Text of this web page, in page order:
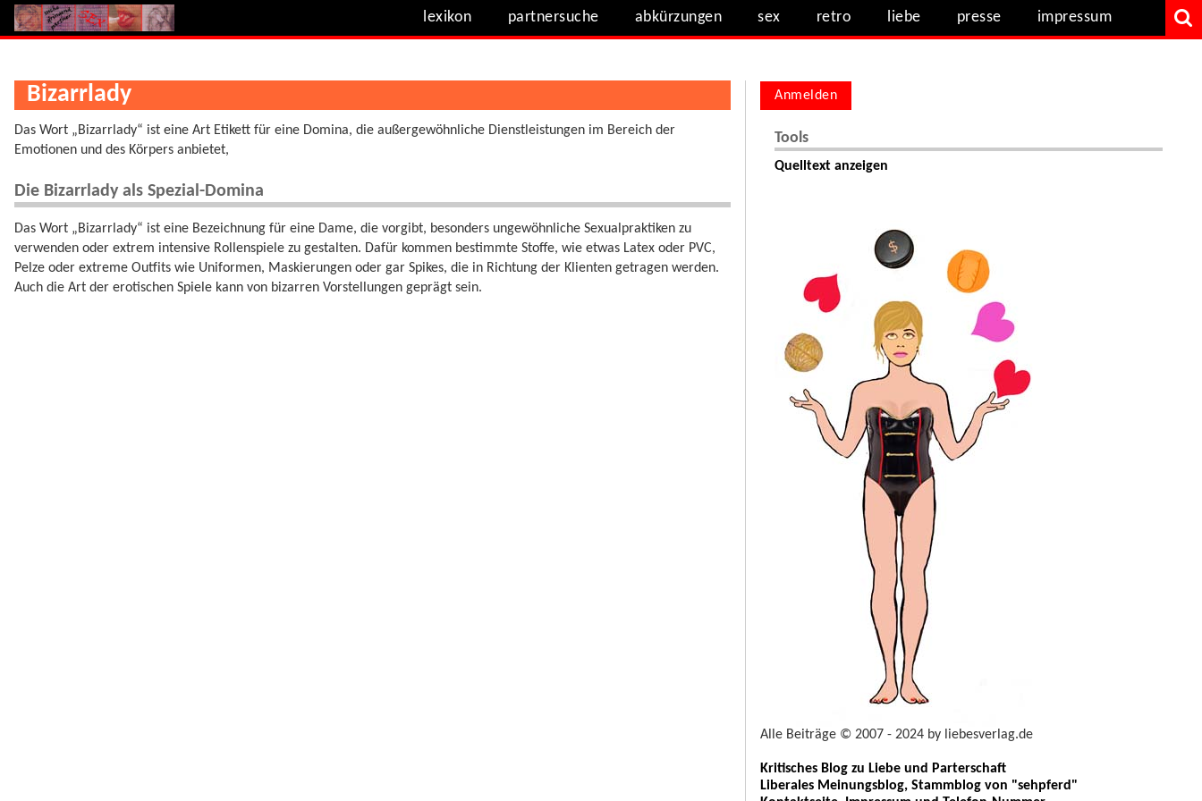
lexikon partnersuche abkürzungen sex retro liebe presse impressum
Bizarrlady
Das Wort „Bizarrlady“ ist eine Art Etikett für eine Domina, die außergewöhnliche Dienstleistungen im Bereich der
Emotionen und des Körpers anbietet,
Die Bizarrlady als Spezial-Domina
Das Wort „Bizarrlady“ ist eine Bezeichnung für eine Dame, die vorgibt, besonders ungewöhnliche Sexualpraktiken zu
verwenden oder extrem intensive Rollenspiele zu gestalten. Dafür kommen bestimmte Stoffe, wie etwas Latex oder PVC,
Pelze oder extreme Outfits wie Uniformen, Maskierungen oder gar Spikes, die in Richtung der Klienten getragen werden.
Auch die Art der erotischen Spiele kann von bizarren Vorstellungen geprägt sein.
Anmelden
Tools
Quelltext anzeigen
Alle Beiträge © 2007 - 2024 by liebesverlag.de
Kritisches Blog zu Liebe und Parterschaft
Liberales Meinungsblog, Stammblog von "sehpferd"